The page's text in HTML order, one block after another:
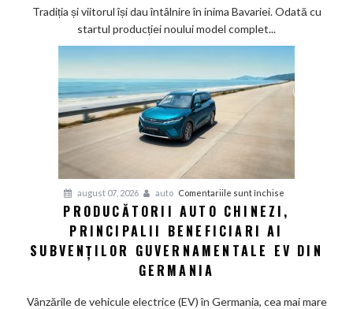
Cea
BMW
renunță
și
100%
Tradiția și viitorul își dau întâlnire în inima Bavariei. Odată cu
startul producției noului model complet...
august 07, 2026 auto Comentariile sunt închise
chinezi,
PRODUCĂTORII AUTO CHINEZI,
PRINCIPALII BENEFICIARI AI
SUBVENȚILOR GUVERNAMENTALE EV DIN
GERMANIA
Vânzările de vehicule electrice (EV) în Germania, cea mai mare